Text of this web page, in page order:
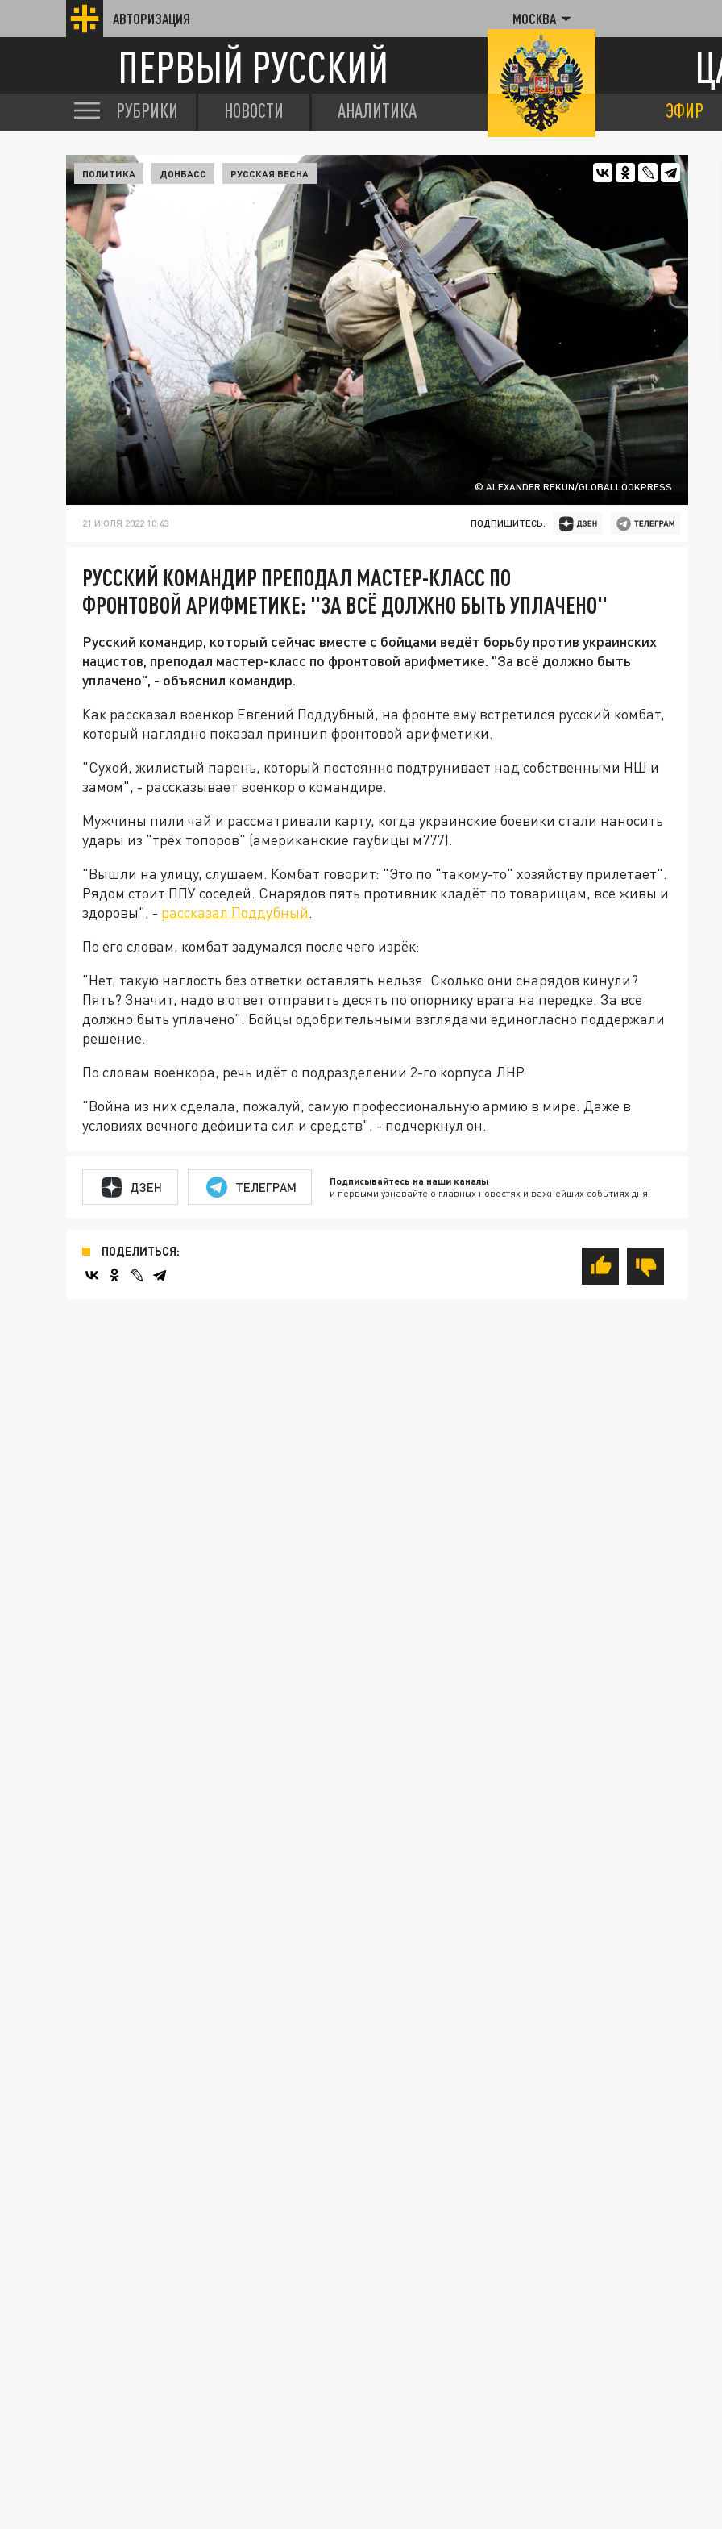
АВТОРИЗАЦИЯ МОСКВА
ПЕРВЫЙ РУССКИЙ
РУБРИКИ НОВОСТИ АНАЛИТИКА ЭФИР
© ALEXANDER REKUN/GLOBALLOOKPRESS
ПОЛИТИКА ДОНБАСС РУССКАЯ ВЕСНА
21 ИЮЛЯ 2022 10:43 ПОДПИШИТЕСЬ:
РУССКИЙ КОМАНДИР ПРЕПОДАЛ МАСТЕР-КЛАСС ПО
ФРОНТОВОЙ АРИФМЕТИКЕ: "ЗА ВСЁ ДОЛЖНО БЫТЬ УПЛАЧЕНО"
Русский командир, который сейчас вместе с бойцами ведёт борьбу против украинских
нацистов, преподал мастер-класс по фронтовой арифметике. "За всё должно быть
уплачено", - объяснил командир.
Как рассказал военкор Евгений Поддубный, на фронте ему встретился русский комбат,
который наглядно показал принцип фронтовой арифметики.
"Сухой, жилистый парень, который постоянно подтрунивает над собственными НШ и
замом", - рассказывает военкор о командире.
Мужчины пили чай и рассматривали карту, когда украинские боевики стали наносить
удары из "трёх топоров" (американские гаубицы м777).
"Вышли на улицу, слушаем. Комбат говорит: "Это по "такому-то" хозяйству прилетает".
Рядом стоит ППУ соседей. Снарядов пять противник кладёт по товарищам, все живы и
здоровы", - рассказал Поддубный.
По его словам, комбат задумался после чего изрёк:
"Нет, такую наглость без ответки оставлять нельзя. Сколько они снарядов кинули?
Пять? Значит, надо в ответ отправить десять по опорнику врага на передке. За все
должно быть уплачено". Бойцы одобрительными взглядами единогласно поддержали
решение.
По словам военкора, речь идёт о подразделении 2-го корпуса ЛНР.
"Война из них сделала, пожалуй, самую профессиональную армию в мире. Даже в
условиях вечного дефицита сил и средств", - подчеркнул он.
ДЗЕН ТЕЛЕГРАМ Подписывайтесь на наши каналы
и первыми узнавайте о главных новостях и важнейших событиях дня.
ПОДЕЛИТЬСЯ: